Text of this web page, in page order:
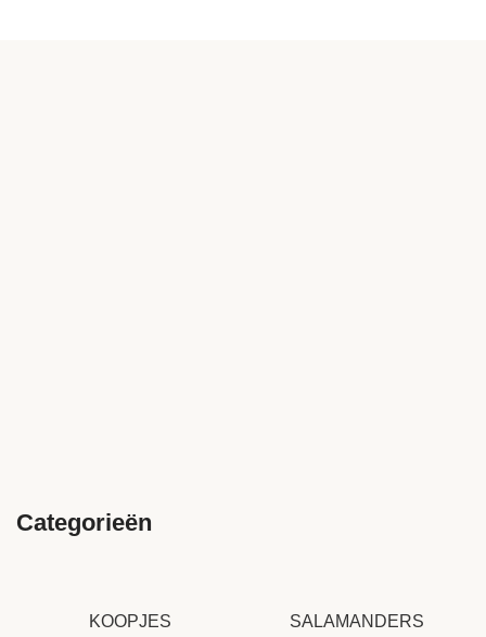
Categorieën
KOOPJES SALAMANDERS